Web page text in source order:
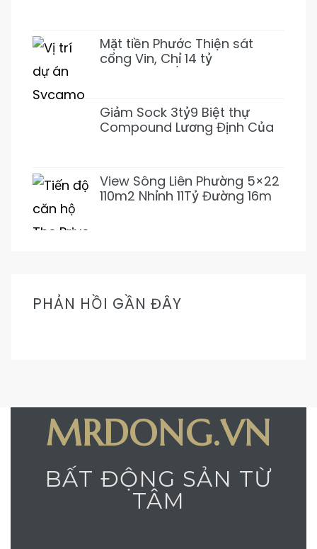
Mặt tiền Phước Thiện sát
cổng Vin, Chỉ 14 tỷ
Giảm Sock 3tỷ9 Biệt thự
Compound Lương Định Của
View Sông Liên Phường 5×22
110m2 Nhỉnh 11Tỷ Đường 16m
PHẢN HỒI GẦN ĐÂY
MRDONG.VN
BẤT ĐỘNG SẢN TỪ
TÂM